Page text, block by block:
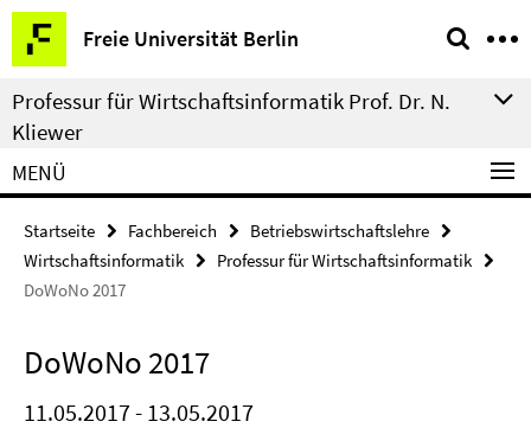
Springe
direkt
zu
Inhalt
Freie Universität Berlin
Service-
Navigation
Professur für Wirtschaftsinformatik Prof. Dr. N.
Kliewer
MENÜ
Startseite Fachbereich
Betriebswirtschaftslehre
Wirtschaftsinformatik
Professur für Wirtschaftsinformatik
DoWoNo 2017
DoWoNo 2017
11.05.2017 - 13.05.2017